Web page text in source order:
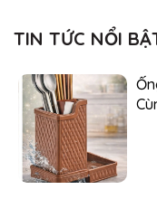
TIN TỨC NỔI